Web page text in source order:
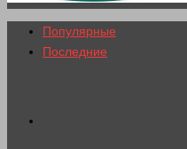
Популярные
Последние